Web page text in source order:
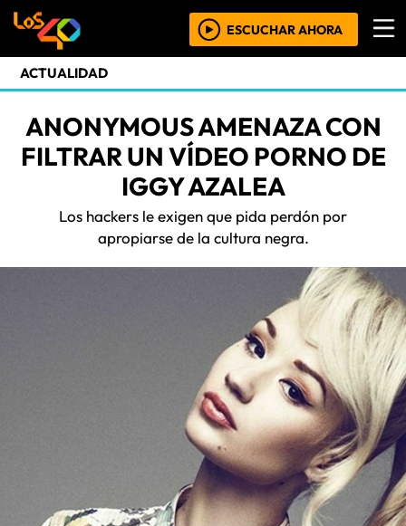
ESCUCHAR AHORA
ACTUALIDAD
ANONYMOUS AMENAZA CON
FILTRAR UN VÍDEO PORNO DE
IGGY AZALEA
Los hackers le exigen que pida perdón por
apropiarse de la cultura negra.